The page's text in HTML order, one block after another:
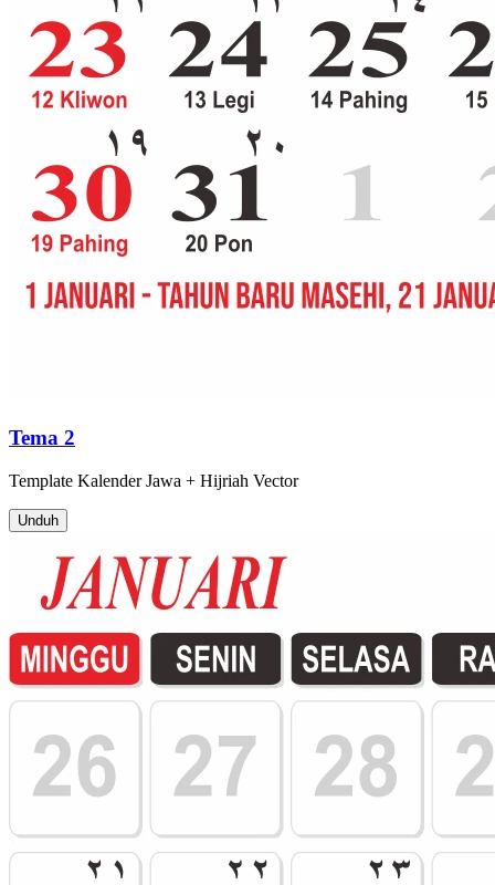
Tema 2
Template Kalender Jawa + Hijriah Vector
Unduh